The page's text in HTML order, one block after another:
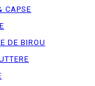
CAPSE
DE BIROU